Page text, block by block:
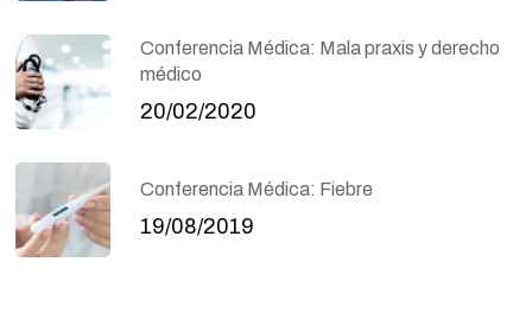
Conferencia Médica: Mala praxis y derecho
médico
20/02/2020
Conferencia Médica: Fiebre
19/08/2019